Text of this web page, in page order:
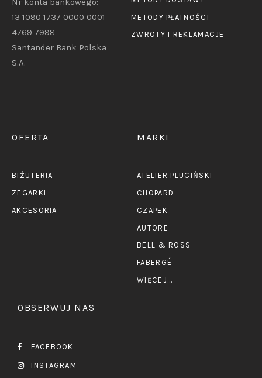
13 1090 1737 0000 0001
4769 7998
Santander Bank Polska
S.A.
METODY PŁATNOŚCI
ZWROTY I REKLAMACJE
OFERTA
BIŻUTERIA
ZEGARKI
AKCESORIA
MARKI
ATELIER PLUCIŃSKI
CHOPARD
CZAPEK
AUTORE
BELL & ROSS
FABERGÉ
WIĘCEJ...
OBSERWUJ NAS
FACEBOOK
INSTAGRAM